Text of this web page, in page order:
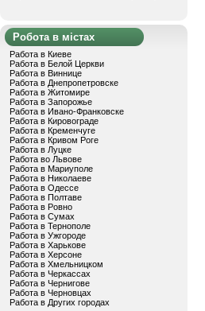
Робота в містах
Работа в Киеве
Работа в Белой Церкви
Работа в Виннице
Работа в Днепропетровске
Работа в Житомире
Работа в Запорожье
Работа в Ивано-Франковске
Работа в Кировограде
Работа в Кременчуге
Работа в Кривом Роге
Работа в Луцке
Работа во Львове
Работа в Мариуполе
Работа в Николаеве
Работа в Одессе
Работа в Полтаве
Работа в Ровно
Работа в Сумах
Работа в Тернополе
Работа в Ужгороде
Работа в Харькове
Работа в Херсоне
Работа в Хмельницком
Работа в Черкассах
Работа в Чернигове
Работа в Черновцах
Работа в Других городах